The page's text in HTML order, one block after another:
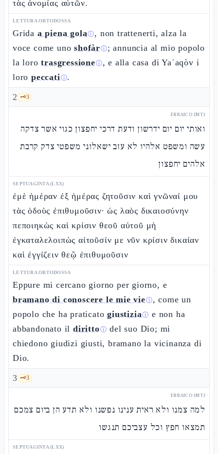
τὰς ἀνομίας αὐτῶν.
LETTURA ORTODOSSA
Grida a piena golaⓘ, non trattenerti, alza la
voce come unoshofàrⓘ; annuncia al mio popolo
la lorotrasgressioneⓘ, e alla casa di Yaʿaqòv i
loro peccatiⓘ.
2 🗝️3
EBRAICO (MT)
ואותי יום יום ידרשון ודעת דרכי יחפצון כגוי אשר צדקה
עשה ומשפט אלהיו לא עזב ישאלוני משפטי צדק קרבת
אלהים יחפצון
SEPTUAGINTA (LXX)
ἐμὲ ἡμέραν ἐξ ἡμέρας ζητοῦσιν καὶ γνῶναί μου
τὰς ὁδοὺς ἐπιθυμοῦσιν· ὡς λαὸς δικαιοσύνην
πεποιηκὼς καὶ κρίσιν θεοῦ αὐτοῦ μὴ
ἐγκαταλελοιπὼς αἰτοῦσίν με νῦν κρίσιν δικαίαν
καὶ ἐγγίζειν θεῷ ἐπιθυμοῦσιν
LETTURA ORTODOSSA
Eppure mi cercano giorno per giorno, e
bramano di conoscere le mie vieⓘ, come un
popolo che ha praticatogiustiziaⓘ e non ha
abbandonato ildirittoⓘ del suo Dio; mi
chiedono giudizi giusti, bramano la vicinanza di
Dio.
3 🗝️3
EBRAICO (MT)
למה צמנו ולא ראית ענינו נפשנו ולא תדע הן ביום צמכם
תמצאו חפץ וכל עצביכם תנגשו
SEPTUAGINTA (LXX)